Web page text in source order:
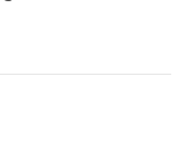
choisies